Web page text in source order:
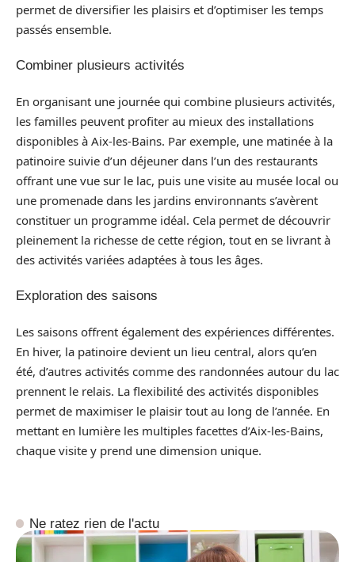
permet de diversifier les plaisirs et d’optimiser les temps
passés ensemble.
Combiner plusieurs activités
En organisant une journée qui combine plusieurs activités,
les familles peuvent profiter au mieux des installations
disponibles à Aix-les-Bains. Par exemple, une matinée à la
patinoire suivie d’un déjeuner dans l’un des restaurants
offrant une vue sur le lac, puis une visite au musée local ou
une promenade dans les jardins environnants s’avèrent
constituer un programme idéal. Cela permet de découvrir
pleinement la richesse de cette région, tout en se livrant à
des activités variées adaptées à tous les âges.
Exploration des saisons
Les saisons offrent également des expériences différentes.
En hiver, la patinoire devient un lieu central, alors qu’en
été, d’autres activités comme des randonnées autour du lac
prennent le relais. La flexibilité des activités disponibles
permet de maximiser le plaisir tout au long de l’année. En
mettant en lumière les multiples facettes d’Aix-les-Bains,
chaque visite y prend une dimension unique.
Ne ratez rien de l'actu